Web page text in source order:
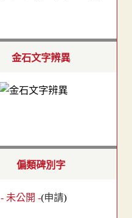
金石文字辨異
偏類碑別字
- 未公開 -(申請)